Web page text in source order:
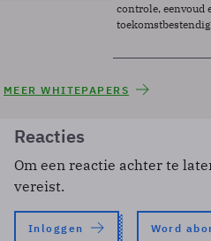
controle, eenvoud
MEER WHITEPAPERS
Reacties
Om een reactie achter te
vereist.
Inloggen Word